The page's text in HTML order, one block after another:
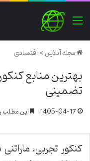
منو
مجله آنلاین>اقتصادی
بهترین منابع
تضمینی
1405-04-17 این مطلب را در 9 دقیقه
کنکور تجربی،